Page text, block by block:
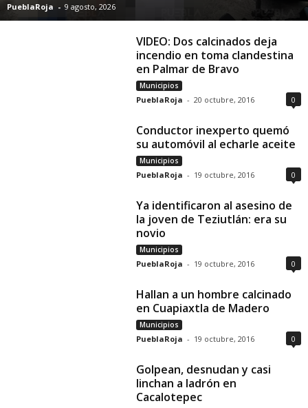
PueblaRoja - 9 agosto, 2026
VIDEO: Dos calcinados deja
incendio en toma clandestina
en Palmar de Bravo
Municipios
PueblaRoja - 20 octubre, 2016 0
Conductor inexperto quemó
su automóvil al echarle aceite
Municipios
PueblaRoja - 19 octubre, 2016 0
Ya identificaron al asesino de
la joven de Teziutlán: era su
novio
Municipios
PueblaRoja - 19 octubre, 2016 0
Hallan a un hombre calcinado
en Cuapiaxtla de Madero
Municipios
PueblaRoja - 19 octubre, 2016 0
Golpean, desnudan y casi
linchan a ladrón en
Cacalotepec